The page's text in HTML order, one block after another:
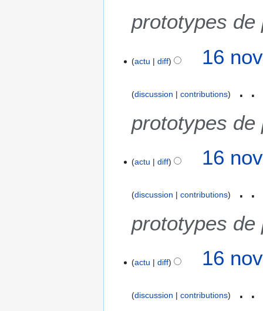
prototypes de
actu diff 16
discussion contributions
prototypes de
actu diff 16
discussion contributions
prototypes de
actu diff 16
discussion contributions